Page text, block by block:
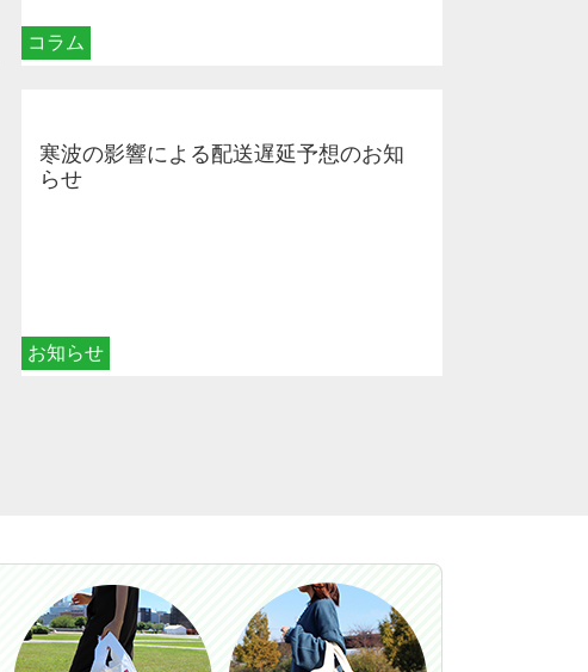
コラム
お知らせ
寒波の影響による配送遅延予想のお知
らせ